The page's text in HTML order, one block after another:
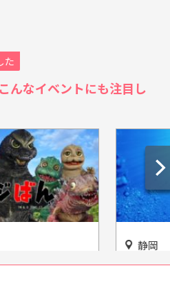
た
んなイベントにも注目し
気に味わっちゃ
三重
伊賀の